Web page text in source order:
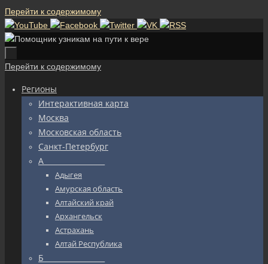
Перейти к содержимому
Перейти к содержимому
Регионы
Интерактивная карта
Москва
Московская область
Санкт-Петербург
А_________________
Адыгея
Амурская область
Алтайский край
Архангельск
Астрахань
Алтай Республика
Б_________________